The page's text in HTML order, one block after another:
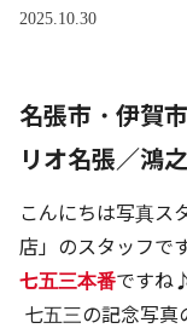
2025.10.30
名張市・伊賀
リオ名張／鴻
こんにちは写真ス
店」のスタッフで
七五三本番ですね♪